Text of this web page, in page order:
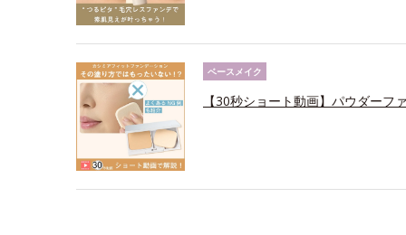
ベースメイク
【30秒ショート動画】パウダーフ